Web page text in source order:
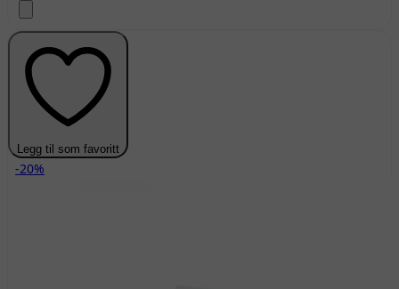
Legg til som favoritt
-20%